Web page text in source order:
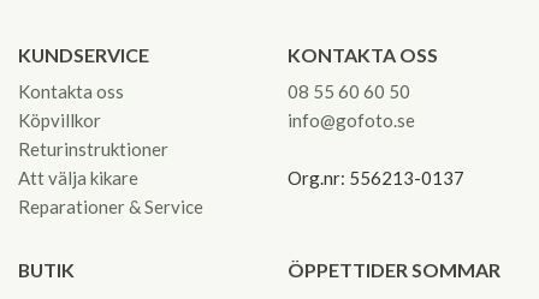
KUNDSERVICE
Kontakta oss
Köpvillkor
Returinstruktioner
Att välja kikare
Reparationer & Service
KONTAKTA OSS
08 55 60 60 50
info@gofoto.se
Org.nr: 556213-0137
BUTIK ÖPPETTIDER SOMMAR